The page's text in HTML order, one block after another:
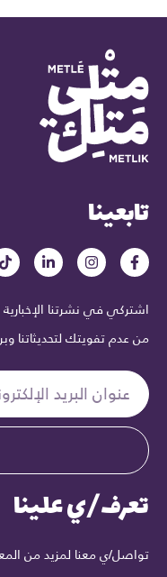
تابعينا
اشتركي في نشرتنا الإخبارية
من عدم تفويتك لتحديثاتنا
تعرف/ي علينا
تواصل/ي معنا لمزيد من